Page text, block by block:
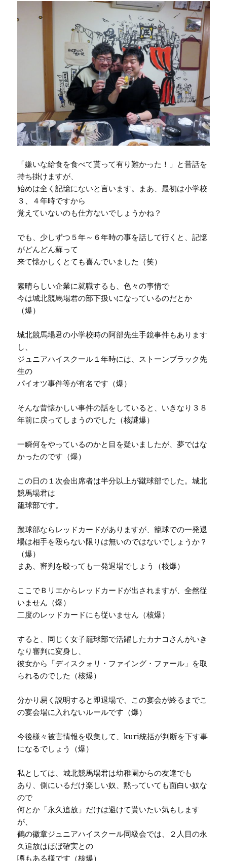
「嫌いな給食を食べて貰って有り難かった！」と昔話を
持ち掛けますが、
始めは全く記憶にないと言います。まあ、最初は小学校
３、４年時ですから
覚えていないのも仕方ないでしょうかね？
でも、少しずつ５年～６年時の事を話して行くと、記憶
がどんどん蘇って
来て懐かしくとても喜んでいました（笑）
素晴らしい企業に就職するも、色々の事情で
今は城北競馬場君の部下扱いになっているのだとか
（爆）
城北競馬場君の小学校時の阿部先生手鏡事件もあります
し、
ジュニアハイスクール１年時には、ストーンブラック先
生の
パイオツ事件等が有名です（爆）
そんな昔懐かしい事件の話をしていると、いきなり３８
年前に戻ってしまうのでした（核謎爆）
一瞬何をやっているのかと目を疑いましたが、夢ではな
かったのです（爆）
この日の１次会出席者は半分以上が蹴球部でした。城北
競馬場君は
籠球部です。
蹴球部ならレッドカードがありますが、籠球での一発退
場は相手を殴らない限りは無いのではないでしょうか？
（爆）
まあ、審判を殴っても一発退場でしょう（核爆）
ここでＢリエからレッドカードが出されますが、全然従
いません（爆）
二度のレッドカードにも従いません（核爆）
すると、同じく女子籠球部で活躍したカナコさんがいき
なり審判に変身し、
彼女から「ディスクォリ・ファイング・ファール」を取
られるのでした（核爆）
分かり易く説明すると即退場で、この宴会が終るまでこ
の宴会場に入れないルールです（爆）
今後様々被害情報を収集して、kuri統括が判断を下す事
になるでしょう（爆）
私としては、城北競馬場君は幼稚園からの友達でも
あり、側にいるだけ楽しい奴、黙っていても面白い奴な
ので
何とか「永久追放」だけは避けて貰いたい気もします
が、
鶴の徽章ジュニアハイスクール同級会では、２人目の永
久追放はほぼ確実との
噂もある様です（核爆）